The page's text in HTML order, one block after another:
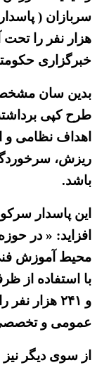
هزار نفر را
خبرگزاری حکومتی ایلنا ۱-
بدین سان
طرح کپی
اهداف نظامی و
ریزش،
باشد.
این پاسدار
محیط آموزش
با استفاده از
و ۲۴۱
عمومی و
از سوی دیگر نیز